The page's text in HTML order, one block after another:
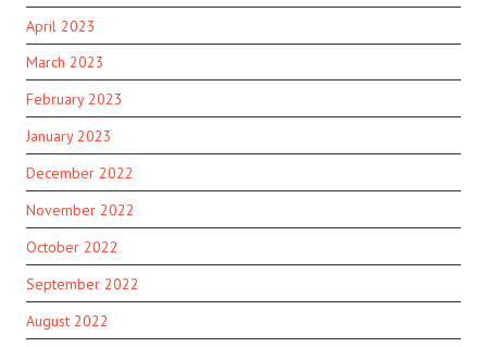
April 2023
March 2023
February 2023
January 2023
December 2022
November 2022
October 2022
September 2022
August 2022